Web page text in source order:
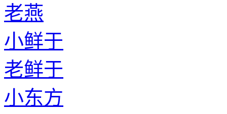
老燕
小鲜于
老鲜于
小东方